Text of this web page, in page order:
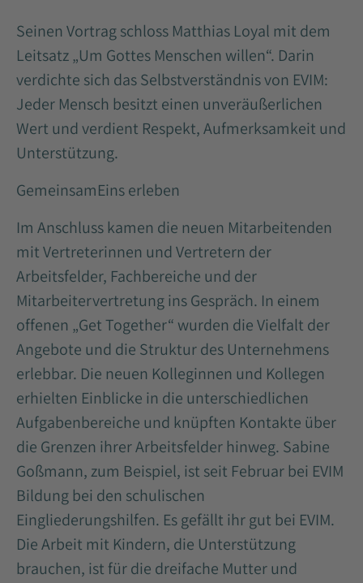
Seinen Vortrag schloss Matthias Loyal mit dem
Leitsatz „Um Gottes Menschen willen“. Darin
verdichte sich das Selbstverständnis von EVIM:
Jeder Mensch besitzt einen unveräußerlichen
Wert und verdient Respekt, Aufmerksamkeit und
Unterstützung.
GemeinsamEins erleben
Im Anschluss kamen die neuen Mitarbeitenden
mit Vertreterinnen und Vertretern der
Arbeitsfelder, Fachbereiche und der
Mitarbeitervertretung ins Gespräch. In einem
offenen „Get Together“ wurden die Vielfalt der
Angebote und die Struktur des Unternehmens
erlebbar. Die neuen Kolleginnen und Kollegen
erhielten Einblicke in die unterschiedlichen
Aufgabenbereiche und knüpften Kontakte über
die Grenzen ihrer Arbeitsfelder hinweg. Sabine
Goßmann, zum Beispiel, ist seit Februar bei EVIM
Bildung bei den schulischen
Eingliederungshilfen. Es gefällt ihr gut bei EVIM.
Die Arbeit mit Kindern, die Unterstützung
brauchen, ist für die dreifache Mutter und